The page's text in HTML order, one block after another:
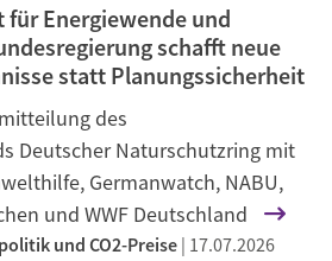
für Energiewende und
schafft neue
statt Planungssicherheit
des
Deutscher Naturschutzring mit
Germanwatch, NABU,
und WWF Deutschland
und CO2-Preise| 17.07.2026